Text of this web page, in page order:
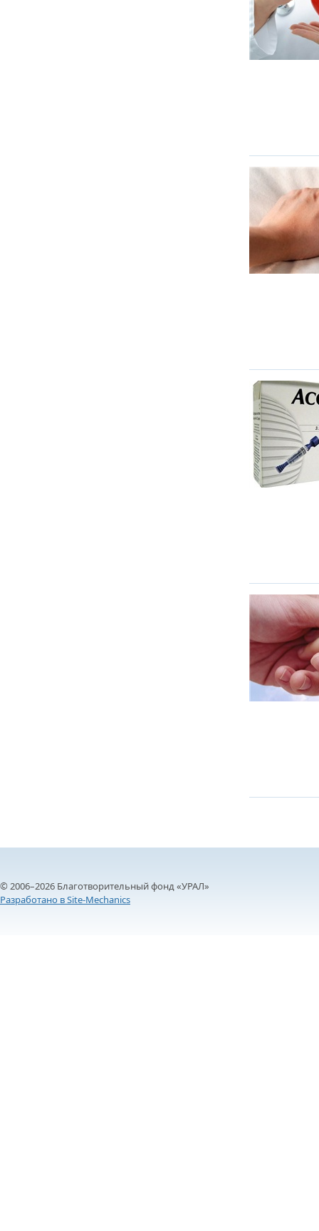
© 2006–2026 Благотворительный фонд «УРАЛ»
Разработано в Site-Mechanics